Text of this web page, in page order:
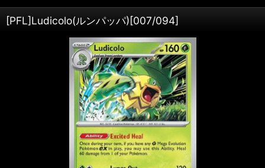
[PFL]Ludicolo(ルンパッパ)[007/094]